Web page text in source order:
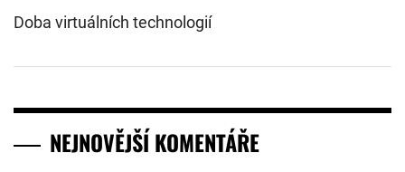
Doba virtuálních technologií
NEJNOVĚJŠÍ KOMENTÁŘE